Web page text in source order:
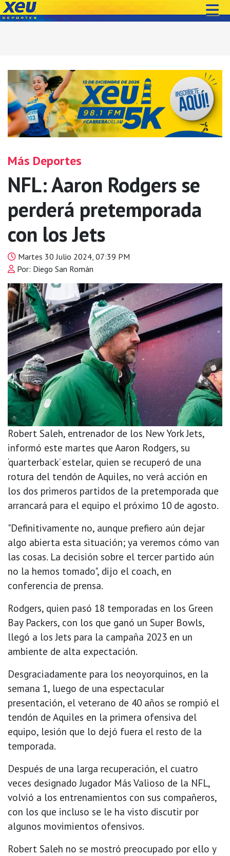
Más Deportes
NFL: Aaron Rodgers se
perderá pretemporada
con los Jets
Martes 30 Julio 2024, 07:39 PM
Por: Diego San Román
Robert Saleh, entrenador de los New York Jets,
informó este martes que Aaron Rodgers, su
‘quarterback’ estelar, quien se recuperó de una
rotura del tendón de Aquiles, no verá acción en
los dos primeros partidos de la pretemporada que
arrancará para el equipo el próximo 10 de agosto.
"Definitivamente no, aunque prefiero aún dejar
algo abierta esta situación; ya veremos cómo van
las cosas. La decisión sobre el tercer partido aún
no la hemos tomado", dijo el coach, en
conferencia de prensa.
Rodgers, quien pasó 18 temporadas en los Green
Bay Packers, con los que ganó un Super Bowls,
llegó a los Jets para la campaña 2023 en un
ambiente de alta expectación.
Desgraciadamente para los neoyorquinos, en la
semana 1, luego de una espectacular
presentación, el veterano de 40 años se rompió el
tendón de Aquiles en la primera ofensiva del
equipo, lesión que lo dejó fuera el resto de la
temporada.
Después de una larga recuperación, el cuatro
veces designado Jugador Más Valioso de la NFL,
volvió a los entrenamientos con sus compañeros,
con los que incluso se le ha visto discutir por
algunos movimientos ofensivos.
Robert Saleh no se mostró preocupado por ello y